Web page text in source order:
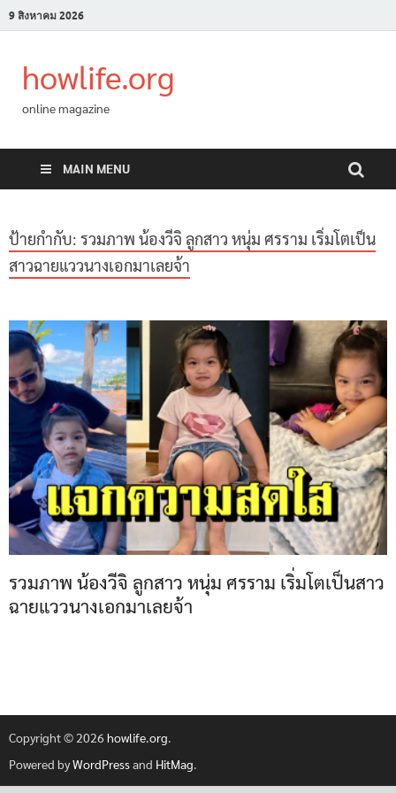
9 สิงหาคม 2026
howlife.org
online magazine
MAIN MENU
ป้ายกำกับ: รวมภาพ น้องวีจิ ลูกสาว หนุ่ม ศรราม เริ่มโตเป็น
สาวฉายแววนางเอกมาเลยจ้า
รวมภาพ น้องวีจิ ลูกสาว หนุ่ม ศรราม เริ่มโตเป็นสาว
ฉายแววนางเอกมาเลยจ้า
Copyright © 2026 howlife.org.
Powered byWordPressand HitMag.